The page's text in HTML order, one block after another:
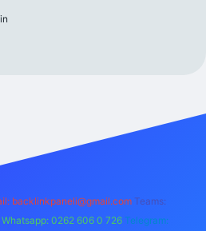
backlinkpaneli@gmail.com Teams:
Whatsapp: 0262 606 0 726 Telegram: